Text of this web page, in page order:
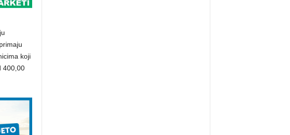
koji
400,00